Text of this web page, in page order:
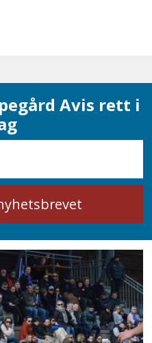
Avis rett i